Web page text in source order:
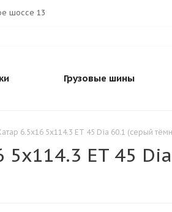
шоссе 13
Грузовые шины
6.5x16 5x114.3 ET 45 Dia 60.1 (серый
ET 45